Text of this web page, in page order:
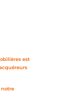
est
notre